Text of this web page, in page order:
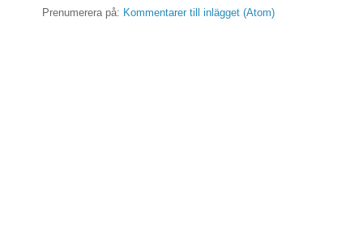
Prenumerera på: Kommentarer till inlägget (Atom)